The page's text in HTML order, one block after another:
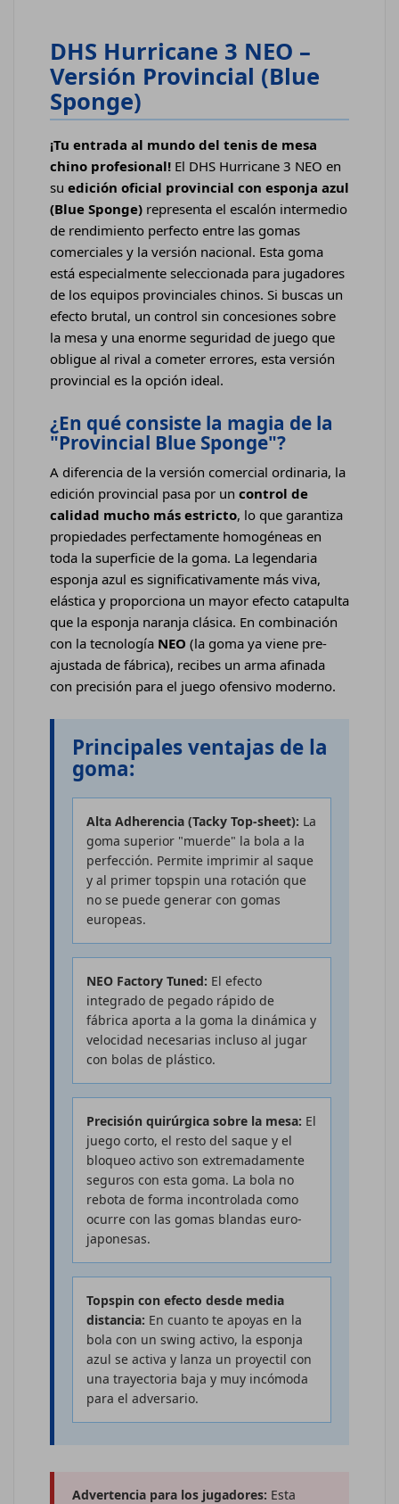
DHS Hurricane 3 NEO –
Versión Provincial (Blue
Sponge)
¡Tu entrada al mundo del tenis de mesa
chino profesional! El DHS Hurricane 3 NEO en
su edición oficial provincial con esponja azul
(Blue Sponge) representa el escalón intermedio
de rendimiento perfecto entre las gomas
comerciales y la versión nacional. Esta goma
está especialmente seleccionada para jugadores
de los equipos provinciales chinos. Si buscas un
efecto brutal, un control sin concesiones sobre
la mesa y una enorme seguridad de juego que
obligue al rival a cometer errores, esta versión
provincial es la opción ideal.
¿En qué consiste la magia de la
"Provincial Blue Sponge"?
A diferencia de la versión comercial ordinaria, la
edición provincial pasa por un control de
calidad mucho más estricto, lo que garantiza
propiedades perfectamente homogéneas en
toda la superficie de la goma. La legendaria
esponja azul es significativamente más viva,
elástica y proporciona un mayor efecto catapulta
que la esponja naranja clásica. En combinación
con la tecnología NEO (la goma ya viene pre-
ajustada de fábrica), recibes un arma afinada
con precisión para el juego ofensivo moderno.
Principales ventajas de la
goma:
Alta Adherencia (Tacky Top-sheet): La
goma superior "muerde" la bola a la
perfección. Permite imprimir al saque
y al primer topspin una rotación que
no se puede generar con gomas
europeas.
NEO Factory Tuned: El efecto
integrado de pegado rápido de
fábrica aporta a la goma la dinámica y
velocidad necesarias incluso al jugar
con bolas de plástico.
Precisión quirúrgica sobre la mesa: El
juego corto, el resto del saque y el
bloqueo activo son extremadamente
seguros con esta goma. La bola no
rebota de forma incontrolada como
ocurre con las gomas blandas euro-
japonesas.
Topspin con efecto desde media
distancia: En cuanto te apoyas en la
bola con un swing activo, la esponja
azul se activa y lanza un proyectil con
una trayectoria baja y muy incómoda
para el adversario.
Advertencia para los jugadores: Esta